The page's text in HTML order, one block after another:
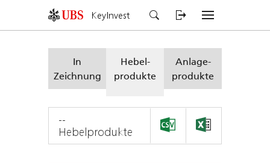
KeyInvest
In
Zeichnung
Hebel-
produkte
Anlage-
produkte
--
Hebelprodukte